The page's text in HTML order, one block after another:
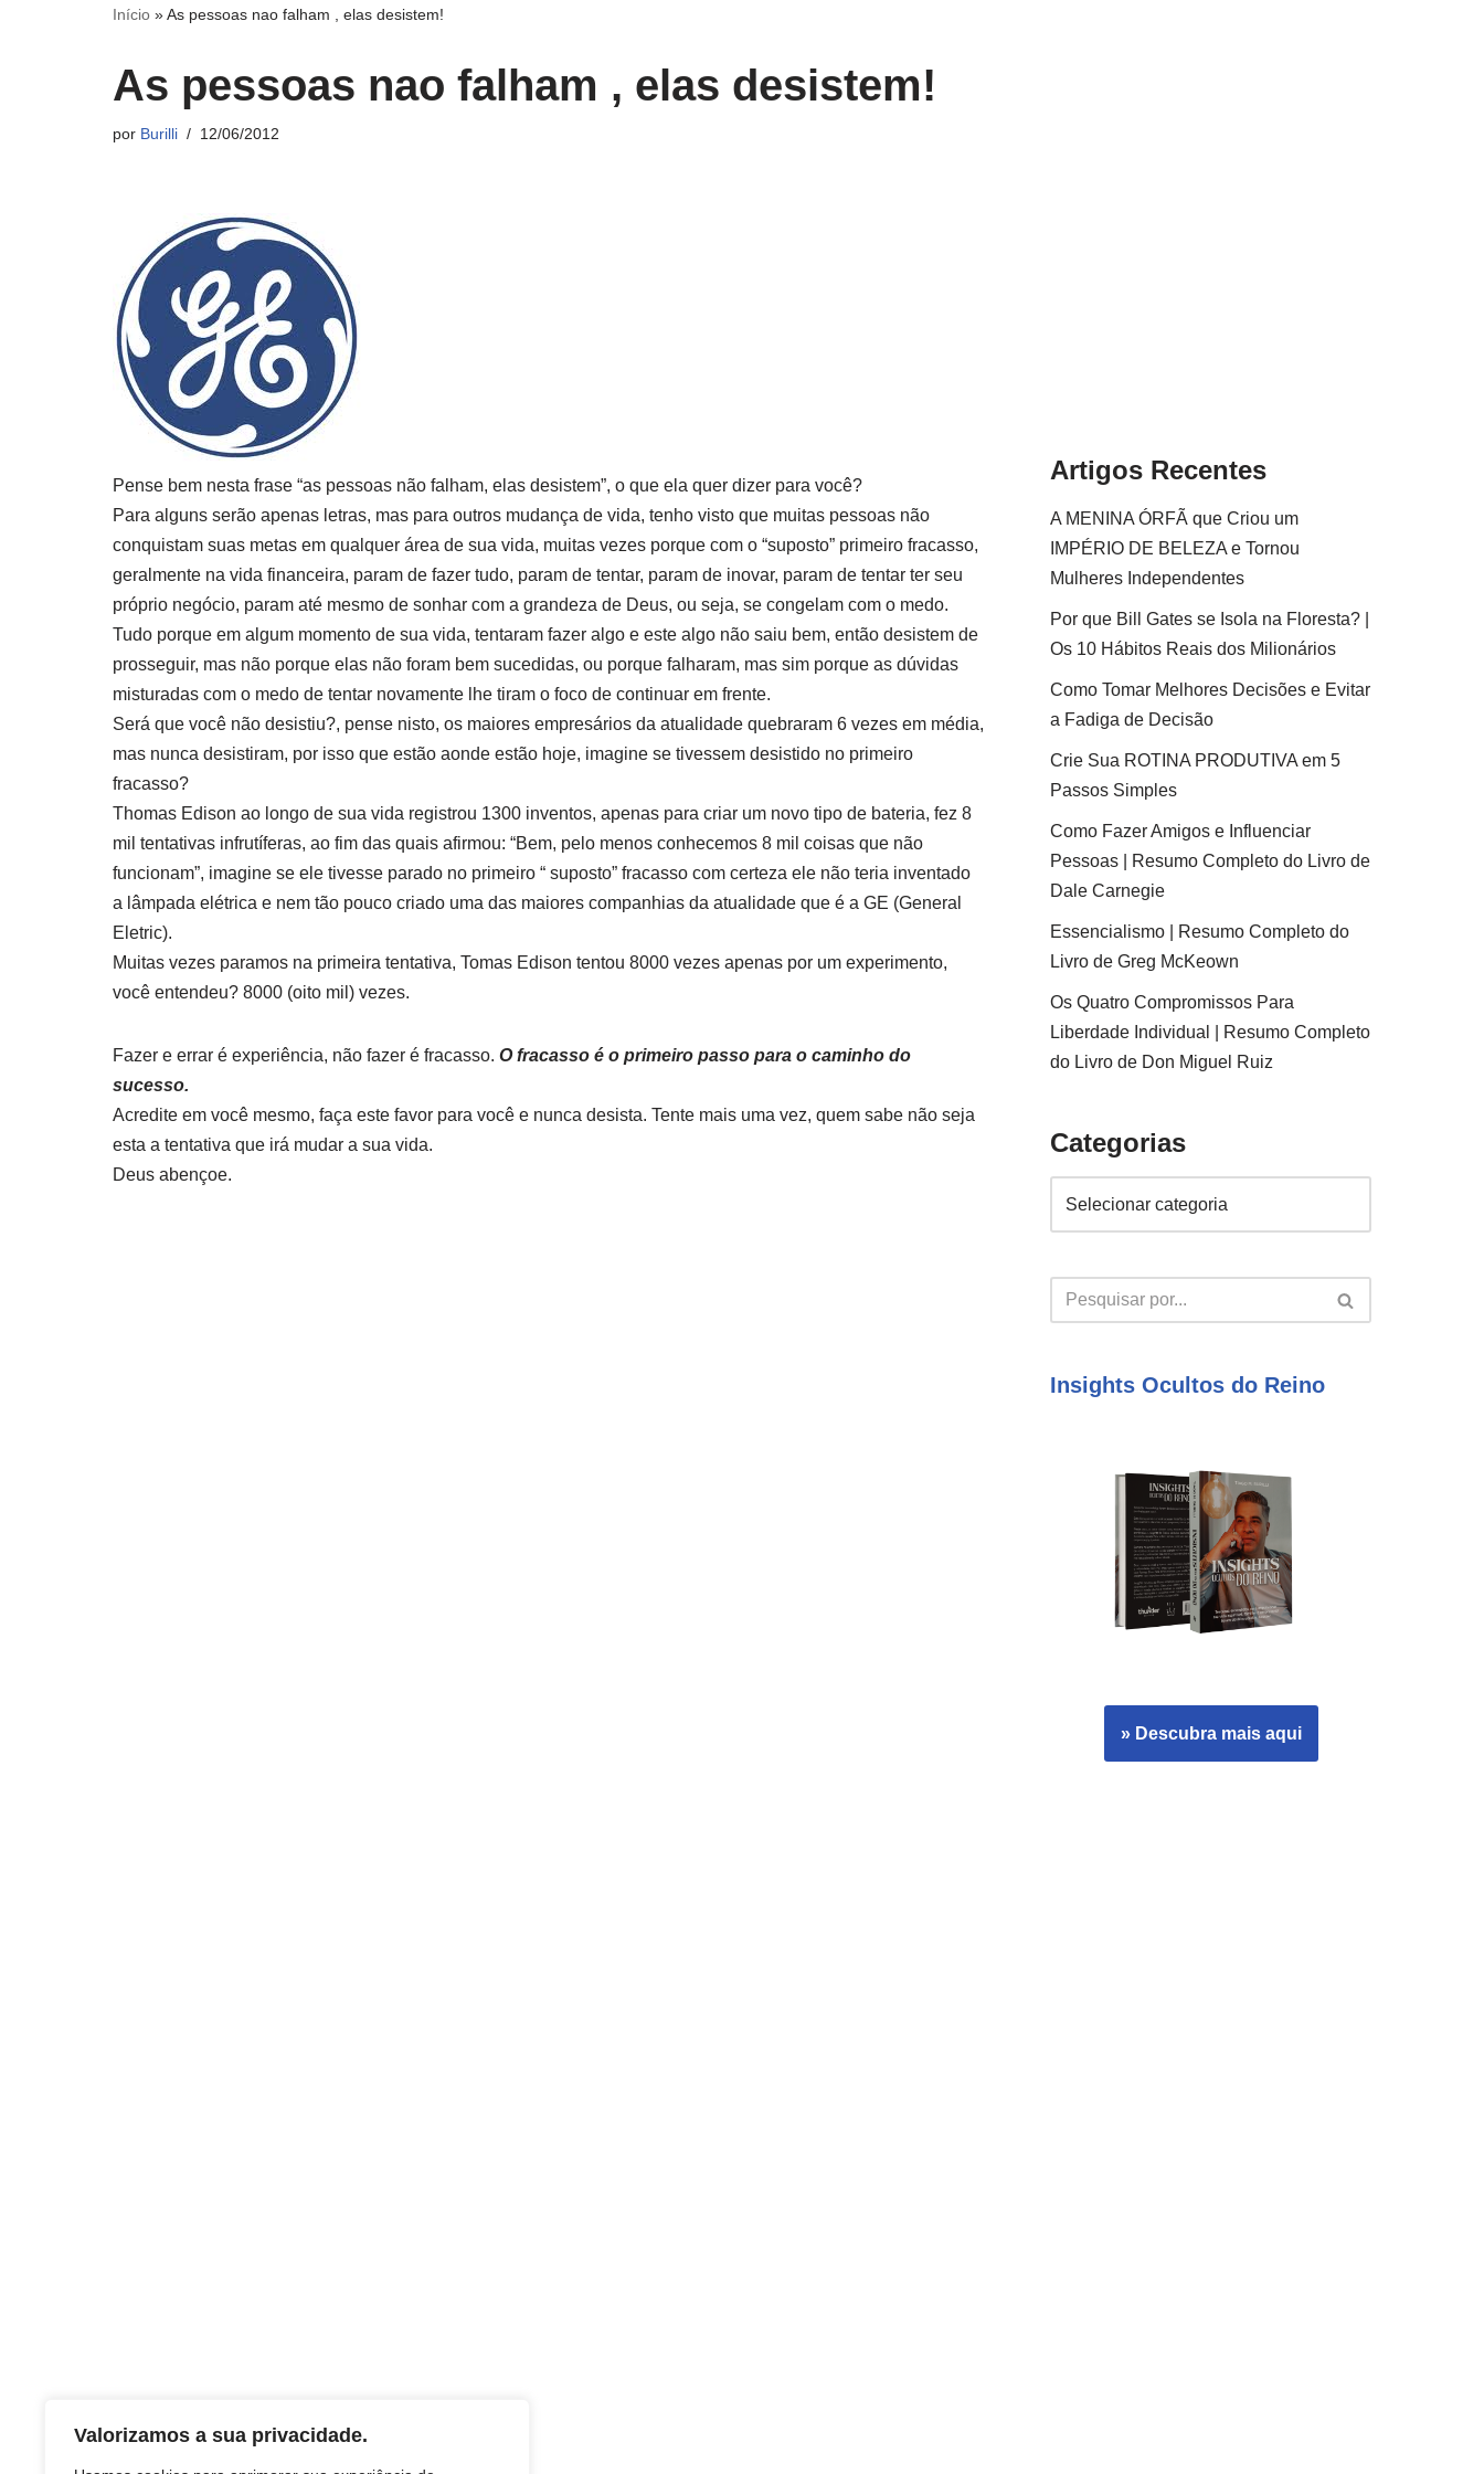
Valorizamos a sua privacidade.
Início »As pessoas nao falham , elas desistem!
As pessoas nao falham , elas desistem!
por Burilli 12/06/2012
Pense bem nesta frase “as pessoas não falham, elas desistem”, o que ela quer dizer para você?
Para alguns serão apenas letras, mas para outros mudança de vida, tenho visto que muitas pessoas não
conquistam suas metas em qualquer área de sua vida, muitas vezes porque com o “suposto” primeiro fracasso,
geralmente na vida financeira, param de fazer tudo, param de tentar, param de inovar, param de tentar ter seu
próprio negócio, param até mesmo de sonhar com a grandeza de Deus, ou seja, se congelam com o medo.
Tudo porque em algum momento de sua vida, tentaram fazer algo e este algo não saiu bem, então desistem de
prosseguir, mas não porque elas não foram bem sucedidas, ou porque falharam, mas sim porque as dúvidas
misturadas com o medo de tentar novamente lhe tiram o foco de continuar em frente.
Será que você não desistiu?, pense nisto, os maiores empresários da atualidade quebraram 6 vezes em média,
mas nunca desistiram, por isso que estão aonde estão hoje, imagine se tivessem desistido no primeiro
fracasso?
Thomas Edison ao longo de sua vida registrou 1300 inventos, apenas para criar um novo tipo de bateria, fez 8
mil tentativas infrutíferas, ao fim das quais afirmou: “Bem, pelo menos conhecemos 8 mil coisas que não
funcionam”, imagine se ele tivesse parado no primeiro “ suposto” fracasso com certeza ele não teria inventado
a lâmpada elétrica e nem tão pouco criado uma das maiores companhias da atualidade que é a GE (General
Eletric).
Muitas vezes paramos na primeira tentativa, Tomas Edison tentou 8000 vezes apenas por um experimento,
você entendeu? 8000 (oito mil) vezes.
Fazer e errar é experiência, não fazer é fracasso. O fracasso é o primeiro passo para o caminho do
sucesso.
Acredite em você mesmo, faça este favor para você e nunca desista. Tente mais uma vez, quem sabe não seja
esta a tentativa que irá mudar a sua vida.
Deus abençoe.
Artigos Recentes
A MENINA ÓRFÃ que Criou um
IMPÉRIO DE BELEZA e Tornou
Mulheres Independentes
Por que Bill Gates se Isola na Floresta? |
Os 10 Hábitos Reais dos Milionários
Como Tomar Melhores Decisões e Evitar
a Fadiga de Decisão
Crie Sua ROTINA PRODUTIVA em 5
Passos Simples
Como Fazer Amigos e Influenciar
Pessoas | Resumo Completo do Livro de
Dale Carnegie
Essencialismo | Resumo Completo do
Livro de Greg McKeown
Os Quatro Compromissos Para
Liberdade Individual | Resumo Completo
do Livro de Don Miguel Ruiz
Categorias
Insights Ocultos do Reino
» Descubra mais aqui